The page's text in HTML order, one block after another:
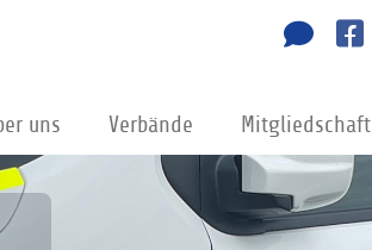
uns Verbände Mitgliedschaft